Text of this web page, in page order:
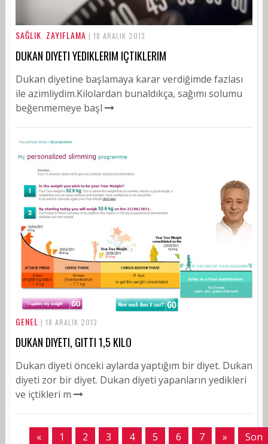
SAĞLIK ZAYIFLAMA | 18 ARALIK 2013
DUKAN DIYETI YEDIKLERIM IÇTIKLERIM
Dukan diyetine başlamaya karar verdiğimde fazlası
ile azimliydim.Kilolardan bunaldıkça, sağımı solumu
beğenmemeye başl
GENEL | 18 ARALIK 2013
DUKAN DIYETI, GITTI 1,5 KILO
Dukan diyeti önceki aylarda yaptığım bir diyet. Dukan
diyeti zor bir diyet. Dukan diyeti yapanların yedikleri
ve içtikleri m
« 1 2 3 4 5 6 7 » Son